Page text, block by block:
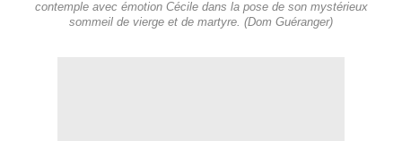
contemple avec émotion Cécile dans la pose de son mystérieux
sommeil de vierge et de martyre. (Dom Guéranger)